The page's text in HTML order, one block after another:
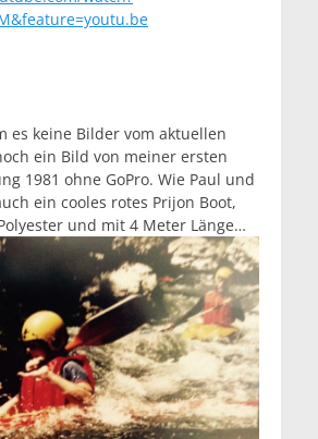
es keine Bilder vom aktuellen
ein Bild von meiner ersten
1981 ohne GoPro. Wie Paul und
ein cooles rotes Prijon Boot,
und mit 4 Meter Länge…